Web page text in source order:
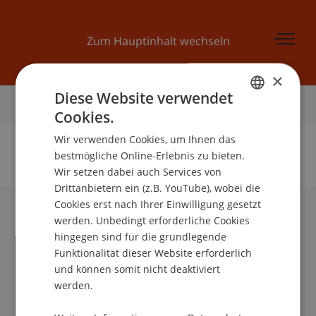
Zum Hauptinhalt wechseln
Startseite
Keine Daten zu dieser Person gefunden
Universität Liechtenstein
Fürst-Franz-Josef-Strasse
9490 Vaduz
Liechtenstein
info@uni.li
×
Diese Website verwendet
Cookies.
Wir verwenden Cookies, um Ihnen das
bestmögliche Online-Erlebnis zu bieten.
Wir setzen dabei auch Services von
Drittanbietern ein (z.B. YouTube), wobei die
Cookies erst nach Ihrer Einwilligung gesetzt
werden. Unbedingt erforderliche Cookies
hingegen sind für die grundlegende
Funktionalität dieser Website erforderlich
und können somit nicht deaktiviert
werden.